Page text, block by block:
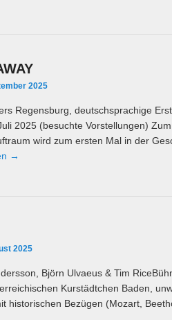
2025
Regensburg, deutschsprachige
2025 (besuchte Vorstellungen)
wird zum ersten Mal in der
→
2025
Björn Ulvaeus & Tim
Kurstädtchen Baden,
historischen Bezügen (Mozart,